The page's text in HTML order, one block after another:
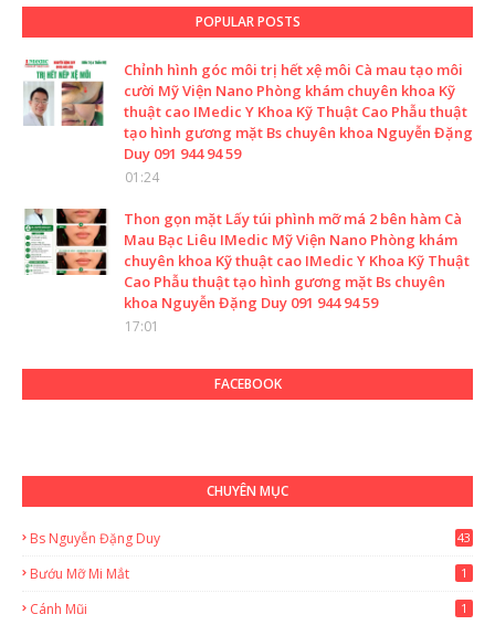
POPULAR POSTS
Chỉnh hình góc môi trị hết xệ môi Cà mau tạo môi
cười Mỹ Viện Nano Phòng khám chuyên khoa Kỹ
thuật cao IMedic Y Khoa Kỹ Thuật Cao Phẫu thuật
tạo hình gương mặt Bs chuyên khoa Nguyễn Đặng
Duy 091 944 94 59
01:24
Thon gọn mặt Lấy túi phình mỡ má 2 bên hàm Cà
Mau Bạc Liêu IMedic Mỹ Viện Nano Phòng khám
chuyên khoa Kỹ thuật cao IMedic Y Khoa Kỹ Thuật
Cao Phẫu thuật tạo hình gương mặt Bs chuyên
khoa Nguyễn Đặng Duy 091 944 94 59
17:01
FACEBOOK
CHUYÊN MỤC
Bs Nguyễn Đặng Duy
43
Bướu Mỡ Mi Mắt 1
Cánh Mũi 1